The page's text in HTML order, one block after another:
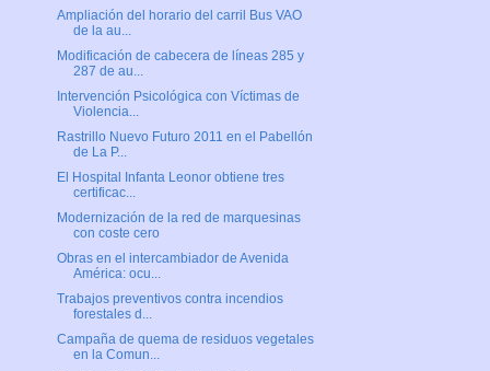
Ampliación del horario del carril Bus VAO
de la au...
Modificación de cabecera de líneas 285 y
287 de au...
Intervención Psicológica con Víctimas de
Violencia...
Rastrillo Nuevo Futuro 2011 en el Pabellón
de La P...
El Hospital Infanta Leonor obtiene tres
certificac...
Modernización de la red de marquesinas
con coste cero
Obras en el intercambiador de Avenida
América: ocu...
Trabajos preventivos contra incendios
forestales d...
Campaña de quema de residuos vegetales
en la Comun...